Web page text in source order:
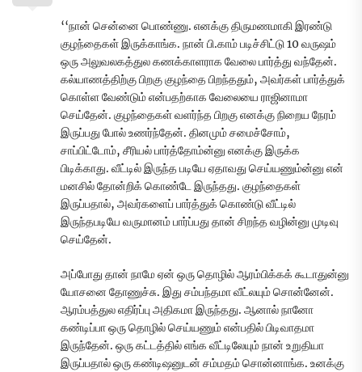
‘‘நான் சென்னை பொண்ணு. எனக்கு திருமணமாகி இரண்டு
குழந்தைகள் இருக்காங்க. நான் பி.காம் படிச்சிட்டு 10 வருஷம்
ஒரு அலுவலகத்துல கணக்காளராக வேலை பார்த்து வந்தேன்.
கல்யாணத்திற்கு பிறகு குழந்தை பிறந்ததும், அவர்கள் பார்த்துக்
கொள்ள வேண்டும் என்பதற்காக வேலையை ராஜினாமா
செய்தேன். குழந்தைகள் வளர்ந்த பிறகு எனக்கு நிறைய நேரம்
இருப்பது போல் உணர்ந்தேன். தினமும் சமைச்சோம்,
சாப்பிட்டோம், சீரியல் பார்த்தோம்ன்னு எனக்கு இருக்க
பிடிக்காது. வீட்டில் இருந்த படியே ஏதாவது செய்யணும்ன்னு என்
மனசில் தோன்றிக் கொண்டே இருந்தது. குழந்தைகள்
இருப்பதால், அவர்களைப் பார்த்துக் கொண்டு வீட்டில்
இருந்தபடியே வருமானம் பார்ப்பது தான் சிறந்த வழின்னு முடிவு
செய்தேன்.
அப்போது தான் நாமே ஏன் ஒரு தொழில் ஆரம்பிக்கக் கூடாதுன்னு
யோசனை தோணுச்சு. இது சம்பந்தமா வீட்லயும் சொன்னேன்.
ஆரம்பத்துல எதிர்ப்பு அதிகமா இருந்தது. ஆனால் நானோ
கண்டிப்பா ஒரு தொழில் செய்யணும் என்பதில் பிடிவாதமா
இருந்தேன். ஒரு கட்டத்தில் எங்க வீட்டிலேயும் நான் உறுதியா
இருப்பதால் ஒரு கண்டிஷனுடன் சம்மதம் சொன்னாங்க. உனக்கு